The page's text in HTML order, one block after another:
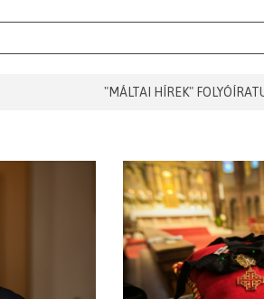
"MÁLTAI HÍREK"